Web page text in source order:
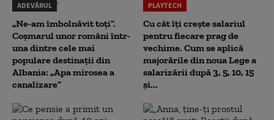
ADEVĂRUL
„Ne-am îmbolnăvit toți”.
Coșmarul unor români într-
una dintre cele mai
populare destinații din
Albania: „Apa mirosea a
canalizare”
PLAYTECH
Cu cât îți crește salariul
pentru fiecare prag de
vechime. Cum se aplică
majorările din noua Lege a
salarizării după 3, 5, 10, 15
și...